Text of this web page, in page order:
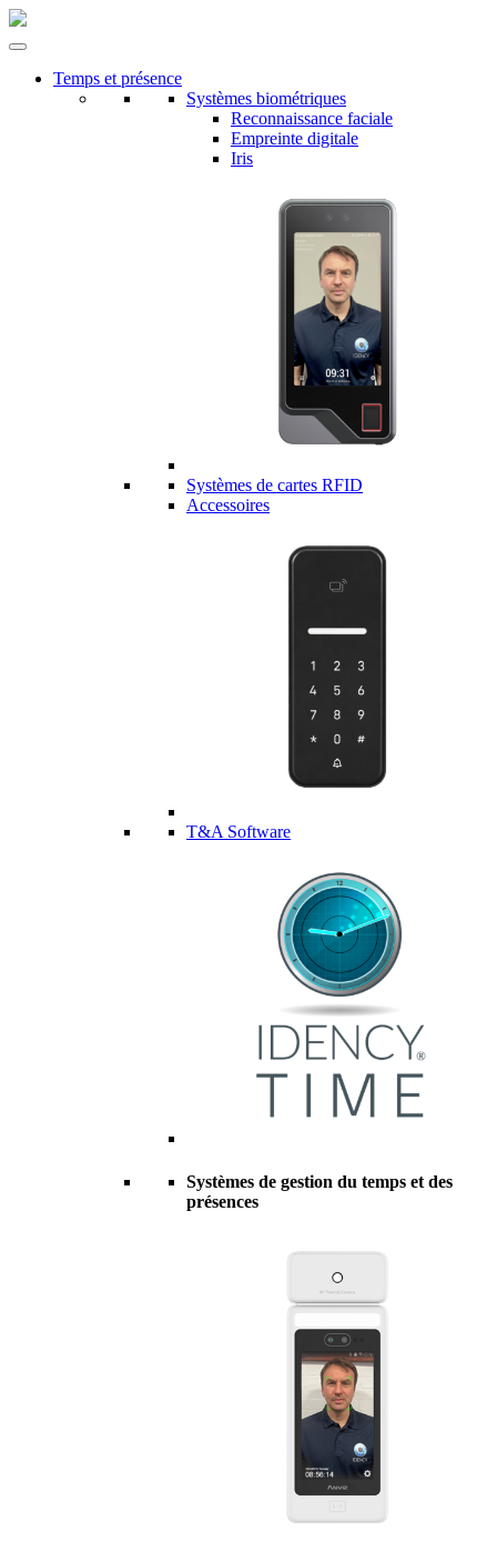
Temps et présence
Systèmes biométriques
Reconnaissance faciale
Empreinte digitale
Iris
Systèmes de cartes RFID
Accessoires
T&A Software
Systèmes de gestion du temps et des
présences